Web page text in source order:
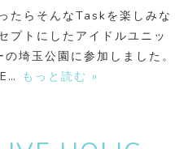
たらそんなTaskを楽しみな
プトにしたアイドルユニッ
埼玉公園に参加しました。
もっと読む »